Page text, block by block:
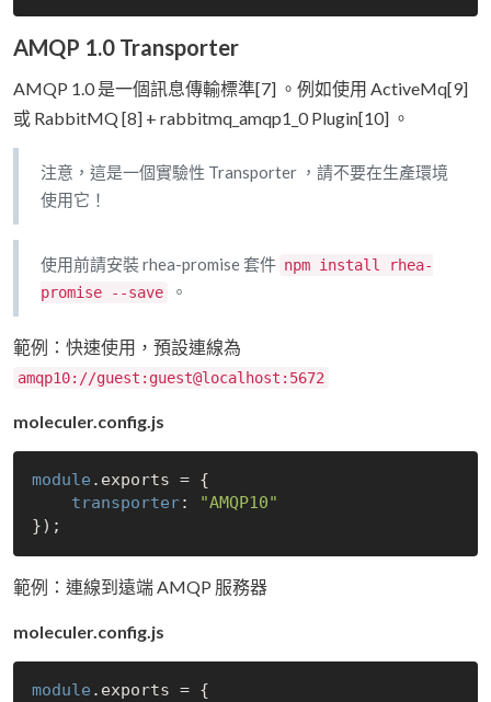
AMQP 1.0 Transporter
AMQP 1.0 是一個訊息傳輸標準[7] 。例如使用 ActiveMq[9]
或 RabbitMQ [8] + rabbitmq_amqp1_0 Plugin[10] 。
注意，這是一個實驗性 Transporter ，請不要在生產環境
使用它！
使用前請安裝 rhea-promise 套件 npm install rhea-
promise --save
。
範例：快速使用，預設連線為
amqp10://guest:guest@localhost:5672
moleculer.config.js
module .exports = {
transporter:
"AMQP10"
範例：連線到遠端 AMQP 服務器
moleculer.config.js
module .exports = {